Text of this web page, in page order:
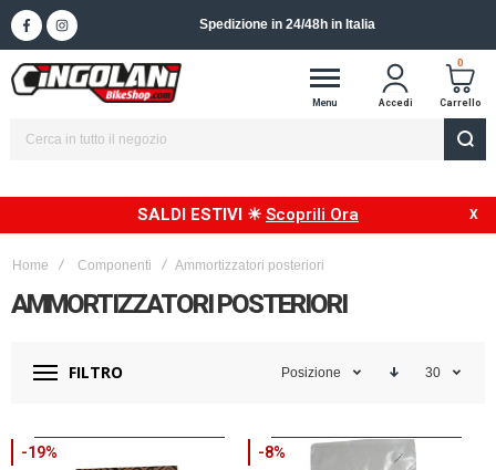
Spedizione in 24/48h in Italia
Menu Accedi
0
Carrello
SALDI ESTIVI ☀ Scoprili Ora
Home Componenti Ammortizzatori posteriori
AMMORTIZZATORI POSTERIORI
FILTRO Posizione 30
-19% -8%